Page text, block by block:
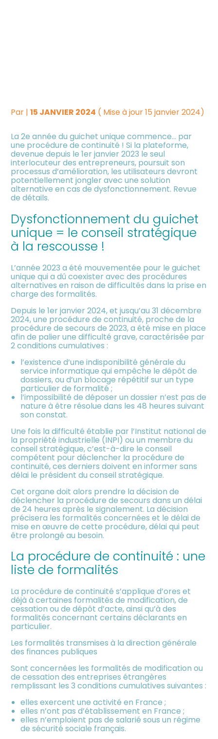
Construire votre patrimoine
Être prêt pour la facturation
électronique
Investir dans la location
meublée
Par |15 JANVIER 2024 ( Mise à jour 15 janvier 2024)
La 2e année du guichet unique commence… par
une procédure de continuité ! Si la plateforme,
devenue depuis le 1er janvier 2023 le seul
interlocuteur des entrepreneurs, poursuit son
processus d’amélioration, les utilisateurs devront
potentiellement jongler avec une solution
alternative en cas de dysfonctionnement. Revue
de détails.
Dysfonctionnement du guichet
unique = le conseil stratégique
à la rescousse !
L’année 2023 a été mouvementée pour le guichet
unique qui a dû coexister avec des procédures
alternatives en raison de difficultés dans la prise en
charge des formalités.
Depuis le 1er janvier 2024, et jusqu’au 31 décembre
2024, une procédure de continuité, proche de la
procédure de secours de 2023, a été mise en place
afin de palier une difficulté grave, caractérisée par
2 conditions cumulatives :
l’existence d’une indisponibilité générale du
service informatique qui empêche le dépôt de
dossiers, ou d’un blocage répétitif sur un type
particulier de formalité ;
l’impossibilité de déposer un dossier n’est pas de
nature à être résolue dans les 48 heures suivant
son constat.
Une fois la difficulté établie par l’Institut national de
la propriété industrielle (INPI) ou un membre du
conseil stratégique, c’est-à-dire le conseil
compétent pour déclencher la procédure de
continuité, ces derniers doivent en informer sans
délai le président du conseil stratégique.
Cet organe doit alors prendre la décision de
déclencher la procédure de secours dans un délai
de 24 heures après le signalement. La décision
précisera les formalités concernées et le délai de
mise en œuvre de cette procédure, délai qui peut
être prolongé au besoin.
La procédure de continuité : une
liste de formalités
La procédure de continuité s’applique d’ores et
déjà à certaines formalités de modification, de
cessation ou de dépôt d’acte, ainsi qu’à des
formalités concernant certains déclarants en
particulier.
Les formalités transmises à la direction générale
des finances publiques
Sont concernées les formalités de modification ou
de cessation des entreprises étrangères
remplissant les 3 conditions cumulatives suivantes :
elles exercent une activité en France ;
elles n’ont pas d’établissement en France ;
elles n’emploient pas de salarié sous un régime
de sécurité sociale français.